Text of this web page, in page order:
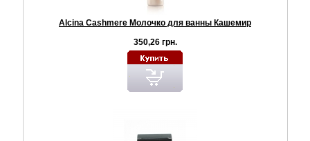
Alcina Cashmere Молочко для ванны Кашемир
350,26 грн.